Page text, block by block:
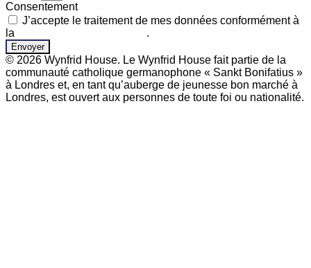
Consentement
J’accepte le traitement de mes données conformément à
la
.
Envoyer
© 2026 Wynfrid House. Le Wynfrid House fait partie de la
communauté catholique germanophone « Sankt Bonifatius »
à Londres et, en tant qu’auberge de jeunesse bon marché à
Londres, est ouvert aux personnes de toute foi ou nationalité.